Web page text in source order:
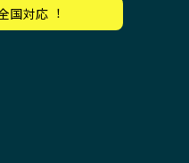
国対応︕